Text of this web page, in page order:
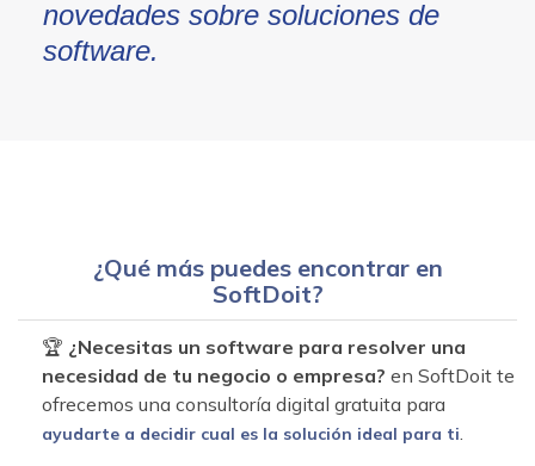
novedades sobre soluciones de
software.
¿Qué más puedes encontrar en
SoftDoit?
🏆 ¿Necesitas un software para resolver una
necesidad de tu negocio o empresa? en SoftDoit te
ofrecemos una consultoría digital gratuita para
ayudarte a decidir cual es la solución ideal para ti.